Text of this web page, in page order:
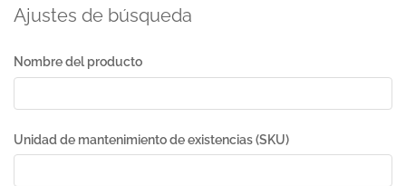
Ajustes de búsqueda
Nombre del producto
Unidad de mantenimiento de existencias (SKU)